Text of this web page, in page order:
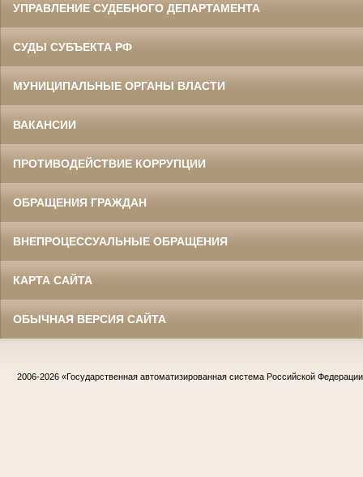
УПРАВЛЕНИЕ СУДЕБНОГО ДЕПАРТАМЕНТА
СУДЫ СУБЪЕКТА РФ
МУНИЦИПАЛЬНЫЕ ОРГАНЫ ВЛАСТИ
ВАКАНСИИ
ПРОТИВОДЕЙСТВИЕ КОРРУПЦИИ
ОБРАЩЕНИЯ ГРАЖДАН
ВНЕПРОЦЕССУАЛЬНЫЕ ОБРАЩЕНИЯ
КАРТА САЙТА
ОБЫЧНАЯ ВЕРСИЯ САЙТА
2006-2026 «Государственная автоматизированная система Российской